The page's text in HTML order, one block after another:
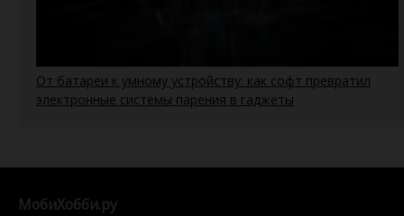
От батареи к умному устройству: как софт превратил
электронные системы парения в гаджеты
МобиХобби.ру